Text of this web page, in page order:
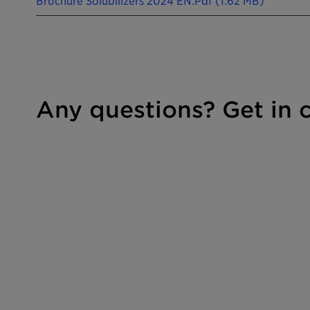
Any questions? Get in